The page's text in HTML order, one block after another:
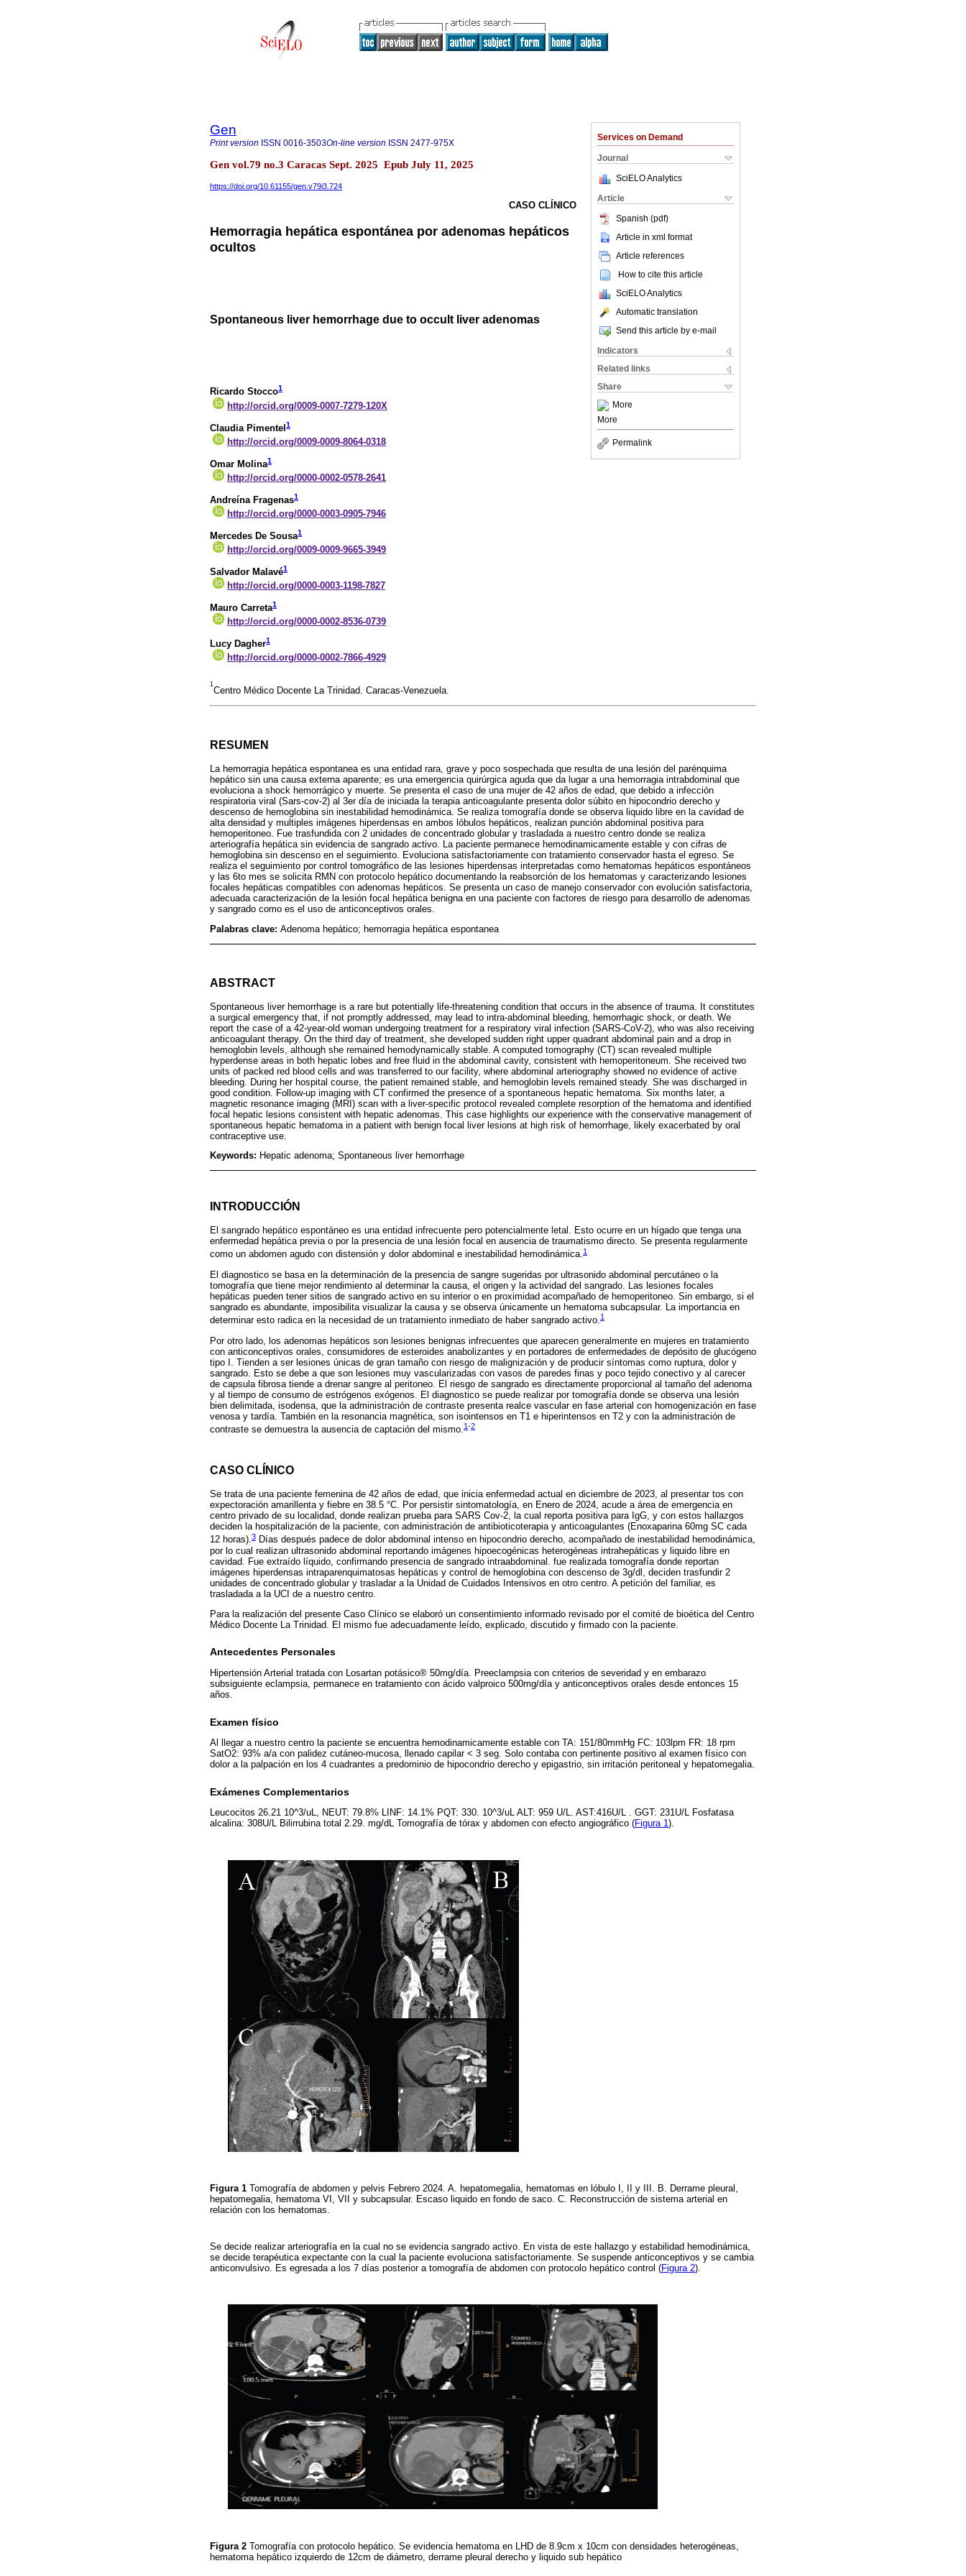
Services on Demand
Journal
SciELO Analytics
Article
Spanish (pdf)
Article in xml format
Article references
How to cite this article
SciELO Analytics
Automatic translation
Send this article by e-mail
Indicators
Related links
Share
More
More
Permalink
Gen
Print version ISSN 0016-3503On-line version ISSN 2477-975X
Gen vol.79 no.3 Caracas Sept. 2025 Epub July 11, 2025
https://doi.org/10.61155/gen.v79i3.724
CASO CLÍNICO
Hemorragia hepática espontánea por adenomas hepáticos
ocultos
Spontaneous liver hemorrhage due to occult liver adenomas
Ricardo Stocco1
http://orcid.org/0009-0007-7279-120X
Claudia Pimentel 1
http://orcid.org/0009-0009-8064-0318
Omar Molina1
http://orcid.org/0000-0002-0578-2641
Andreína Fragenas1
http://orcid.org/0000-0003-0905-7946
Mercedes De Sousa1
http://orcid.org/0009-0009-9665-3949
Salvador Malavé1
http://orcid.org/0000-0003-1198-7827
Mauro Carreta1
http://orcid.org/0000-0002-8536-0739
Lucy Dagher1
http://orcid.org/0000-0002-7866-4929
1
Centro Médico Docente La Trinidad. Caracas-Venezuela.
RESUMEN
La hemorragia hepática espontanea es una entidad rara, grave y poco sospechada que resulta de una lesión del parénquima
hepático sin una causa externa aparente; es una emergencia quirúrgica aguda que da lugar a una hemorragia intrabdominal que
evoluciona a shock hemorrágico y muerte. Se presenta el caso de una mujer de 42 años de edad, que debido a infección
respiratoria viral (Sars-cov-2) al 3er día de iniciada la terapia anticoagulante presenta dolor súbito en hipocondrio derecho y
descenso de hemoglobina sin inestabilidad hemodinámica. Se realiza tomografía donde se observa liquido libre en la cavidad de
alta densidad y multiples imágenes hiperdensas en ambos lóbulos hepáticos, realizan punción abdominal positiva para
hemoperitoneo. Fue trasfundida con 2 unidades de concentrado globular y trasladada a nuestro centro donde se realiza
arteriografía hepática sin evidencia de sangrado activo. La paciente permanece hemodinamicamente estable y con cifras de
hemoglobina sin descenso en el seguimiento. Evoluciona satisfactoriamente con tratamiento conservador hasta el egreso. Se
realiza el seguimiento por control tomográfico de las lesiones hiperdensas interpretadas como hematomas hepáticos espontáneos
y las 6to mes se solicita RMN con protocolo hepático documentando la reabsorción de los hematomas y caracterizando lesiones
focales hepáticas compatibles con adenomas hepáticos. Se presenta un caso de manejo conservador con evolución satisfactoria,
adecuada caracterización de la lesión focal hepática benigna en una paciente con factores de riesgo para desarrollo de adenomas
y sangrado como es el uso de anticonceptivos orales.
Palabras clave: Adenoma hepático; hemorragia hepática espontanea
ABSTRACT
Spontaneous liver hemorrhage is a rare but potentially life-threatening condition that occurs in the absence of trauma. It constitutes
a surgical emergency that, if not promptly addressed, may lead to intra-abdominal bleeding, hemorrhagic shock, or death. We
report the case of a 42-year-old woman undergoing treatment for a respiratory viral infection (SARS-CoV-2), who was also receiving
anticoagulant therapy. On the third day of treatment, she developed sudden right upper quadrant abdominal pain and a drop in
hemoglobin levels, although she remained hemodynamically stable. A computed tomography (CT) scan revealed multiple
hyperdense areas in both hepatic lobes and free fluid in the abdominal cavity, consistent with hemoperitoneum. She received two
units of packed red blood cells and was transferred to our facility, where abdominal arteriography showed no evidence of active
bleeding. During her hospital course, the patient remained stable, and hemoglobin levels remained steady. She was discharged in
good condition. Follow-up imaging with CT confirmed the presence of a spontaneous hepatic hematoma. Six months later, a
magnetic resonance imaging (MRI) scan with a liver-specific protocol revealed complete resorption of the hematoma and identified
focal hepatic lesions consistent with hepatic adenomas. This case highlights our experience with the conservative management of
spontaneous hepatic hematoma in a patient with benign focal liver lesions at high risk of hemorrhage, likely exacerbated by oral
contraceptive use.
Keywords: Hepatic adenoma; Spontaneous liver hemorrhage
INTRODUCCIÓN
El sangrado hepático espontáneo es una entidad infrecuente pero potencialmente letal. Esto ocurre en un hígado que tenga una
enfermedad hepática previa o por la presencia de una lesión focal en ausencia de traumatismo directo. Se presenta regularmente
como un abdomen agudo con distensión y dolor abdominal e inestabilidad hemodinámica.1
El diagnostico se basa en la determinación de la presencia de sangre sugeridas por ultrasonido abdominal percutáneo o la
tomografía que tiene mejor rendimiento al determinar la causa, el origen y la actividad del sangrado. Las lesiones focales
hepáticas pueden tener sitios de sangrado activo en su interior o en proximidad acompañado de hemoperitoneo. Sin embargo, si el
sangrado es abundante, imposibilita visualizar la causa y se observa únicamente un hematoma subcapsular. La importancia en
determinar esto radica en la necesidad de un tratamiento inmediato de haber sangrado activo.1
Por otro lado, los adenomas hepáticos son lesiones benignas infrecuentes que aparecen generalmente en mujeres en tratamiento
con anticonceptivos orales, consumidores de esteroides anabolizantes y en portadores de enfermedades de depósito de glucógeno
tipo I. Tienden a ser lesiones únicas de gran tamaño con riesgo de malignización y de producir síntomas como ruptura, dolor y
sangrado. Esto se debe a que son lesiones muy vascularizadas con vasos de paredes finas y poco tejido conectivo y al carecer
de capsula fibrosa tiende a drenar sangre al peritoneo. El riesgo de sangrado es directamente proporcional al tamaño del adenoma
y al tiempo de consumo de estrógenos exógenos. El diagnostico se puede realizar por tomografía donde se observa una lesión
bien delimitada, isodensa, que la administración de contraste presenta realce vascular en fase arterial con homogenización en fase
venosa y tardía. También en la resonancia magnética, son isointensos en T1 e hiperintensos en T2 y con la administración de
contraste se demuestra la ausencia de captación del mismo. 1-2
CASO CLÍNICO
Se trata de una paciente femenina de 42 años de edad, que inicia enfermedad actual en diciembre de 2023, al presentar tos con
expectoración amarillenta y fiebre en 38.5 °C. Por persistir sintomatología, en Enero de 2024, acude a área de emergencia en
centro privado de su localidad, donde realizan prueba para SARS Cov-2, la cual reporta positiva para IgG, y con estos hallazgos
deciden la hospitalización de la paciente, con administración de antibioticoterapia y anticoagulantes (Enoxaparina 60mg SC cada
12 horas).3 Días después padece de dolor abdominal intenso en hipocondrio derecho, acompañado de inestabilidad hemodinámica,
por lo cual realizan ultrasonido abdominal reportando imágenes hipoecogénicas heterogéneas intrahepáticas y liquido libre en
cavidad. Fue extraído líquido, confirmando presencia de sangrado intraabdominal. fue realizada tomografía donde reportan
imágenes hiperdensas intraparenquimatosas hepáticas y control de hemoglobina con descenso de 3g/dl, deciden trasfundir 2
unidades de concentrado globular y trasladar a la Unidad de Cuidados Intensivos en otro centro. A petición del familiar, es
trasladada a la UCI de a nuestro centro.
Para la realización del presente Caso Clínico se elaboró un consentimiento informado revisado por el comité de bioética del Centro
Médico Docente La Trinidad. El mismo fue adecuadamente leído, explicado, discutido y firmado con la paciente.
Antecedentes Personales
Hipertensión Arterial tratada con Losartan potásico® 50mg/día. Preeclampsia con criterios de severidad y en embarazo
subsiguiente eclampsia, permanece en tratamiento con ácido valproico 500mg/día y anticonceptivos orales desde entonces 15
años.
Examen físico
Al llegar a nuestro centro la paciente se encuentra hemodinamicamente estable con TA: 151/80mmHg FC: 103lpm FR: 18 rpm
SatO2: 93% a/a con palidez cutáneo-mucosa, llenado capilar < 3 seg. Solo contaba con pertinente positivo al examen físico con
dolor a la palpación en los 4 cuadrantes a predominio de hipocondrio derecho y epigastrio, sin irritación peritoneal y hepatomegalia.
Exámenes Complementarios
Leucocitos 26.21 10^3/uL, NEUT: 79.8% LINF: 14.1% PQT: 330. 10^3/uL ALT: 959 U/L. AST:416U/L . GGT: 231U/L Fosfatasa
alcalina: 308U/L Bilirrubina total 2.29. mg/dL Tomografía de tórax y abdomen con efecto angiográfico (Figura 1).
Figura 1 Tomografía de abdomen y pelvis Febrero 2024. A. hepatomegalia, hematomas en lóbulo I, II y III. B. Derrame pleural,
hepatomegalia, hematoma VI, VII y subcapsular. Escaso liquido en fondo de saco. C. Reconstrucción de sistema arterial en
relación con los hematomas.
Se decide realizar arteriografía en la cual no se evidencia sangrado activo. En vista de este hallazgo y estabilidad hemodinámica,
se decide terapéutica expectante con la cual la paciente evoluciona satisfactoriamente. Se suspende anticonceptivos y se cambia
anticonvulsivo. Es egresada a los 7 días posterior a tomografía de abdomen con protocolo hepático control (Figura 2).
Figura 2 Tomografía con protocolo hepático. Se evidencia hematoma en LHD de 8.9cm x 10cm con densidades heterogéneas,
hematoma hepático izquierdo de 12cm de diámetro, derrame pleural derecho y liquido sub hepático